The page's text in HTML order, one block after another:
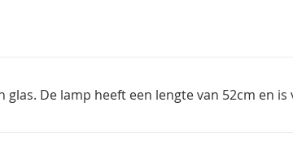
De lamp heeft een lengte van 52cm en